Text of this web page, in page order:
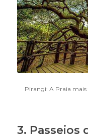
Pirangi: A Praia mais
3. Passeios